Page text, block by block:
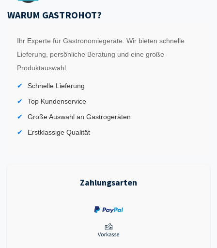
WARUM GASTROHOT?
Ihr Experte für Gastronomiegeräte. Wir bieten schnelle
Lieferung, persönliche Beratung und eine große
Produktauswahl.
Schnelle Lieferung
Top Kundenservice
Große Auswahl an Gastrogeräten
Erstklassige Qualität
Zahlungsarten